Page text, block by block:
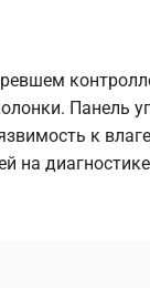
Панель
к
на